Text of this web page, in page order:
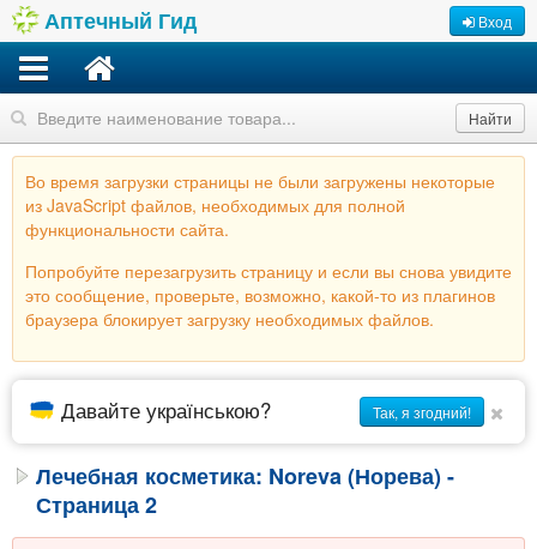
Аптечный Гид Вход
Найти
Во время загрузки страницы не были загружены некоторые
из JavaScript файлов, необходимых для полной
функциональности сайта.
Попробуйте перезагрузить страницу и если вы снова увидите
это сообщение, проверьте, возможно, какой-то из плагинов
браузера блокирует загрузку необходимых файлов.
Давайте українською? Так, я згодний!
Лечебная косметика: Noreva (Норева) -
Страница 2